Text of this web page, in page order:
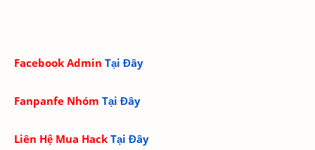
Facebook Admin Tại Đây
Fanpanfe Nhóm Tại Đây
Liên Hệ Mua Hack Tại Đây